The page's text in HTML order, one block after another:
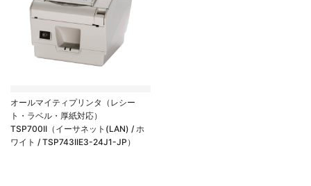
オールマイティプリンタ（レシー
ト・ラベル・厚紙対応）
TSP700II（イーサネット(LAN) / ホ
ワイト / TSP743IIE3-24J1-JP）